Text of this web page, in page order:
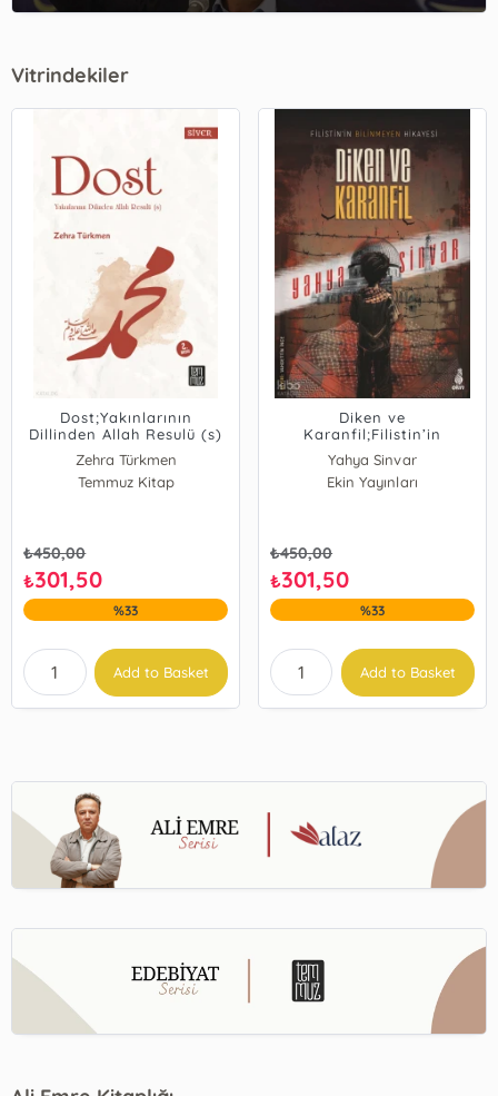
Vitrindekiler
Dost;Yakınlarının
Dillinden Allah Resulü (s)
Zehra Türkmen
Temmuz Kitap
₺450,00
₺301,50
%33
Add to Basket
Diken ve
Karanfil;Filistin’in
Bilinmeyen Hikâyesi
Yahya Sinvar
Ekin Yayınları
₺450,00
₺301,50
%33
Add to Basket